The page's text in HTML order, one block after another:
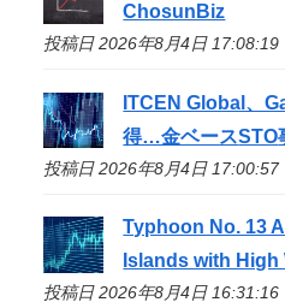
ChosunBiz
投稿日 2026年8月4日 17:08:19
ITCEN Global、
得…金ベースSTO
投稿日 2026年8月4日 17:00:57
Typhoon No. 13
Islands with
投稿日 2026年8月4日 16:31:16